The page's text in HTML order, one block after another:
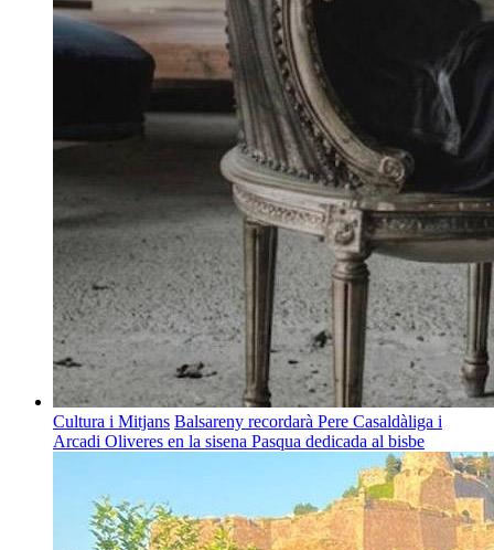
Cultura i Mitjans Balsareny recordarà Pere Casaldàliga i
Arcadi Oliveres en la sisena Pasqua dedicada al bisbe